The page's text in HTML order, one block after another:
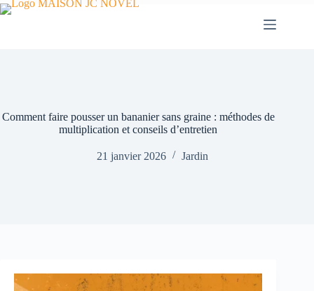
Passer
au
Comment faire pousser un bananier sans graine : méthodes de
multiplication et conseils d’entretien
21 janvier 2026 Jardin